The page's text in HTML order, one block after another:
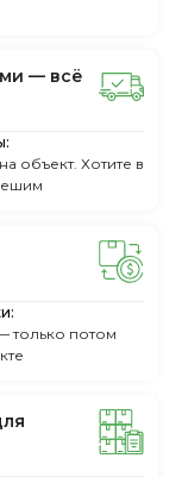
— вcё
объект. Хотите в
только потом